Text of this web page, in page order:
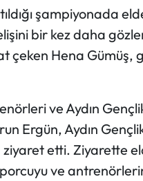
şampiyonada
bir kez daha
çeken Hena Gümüş,
ve Aydın
Ergün, Aydın
etti. Ziyarette
ve